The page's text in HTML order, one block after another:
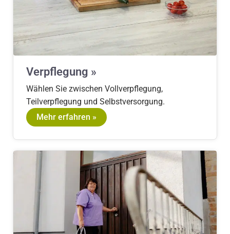
Verpflegung »
Wählen Sie zwischen Vollverpflegung,
Teilverpflegung und Selbstversorgung.
Mehr erfahren »